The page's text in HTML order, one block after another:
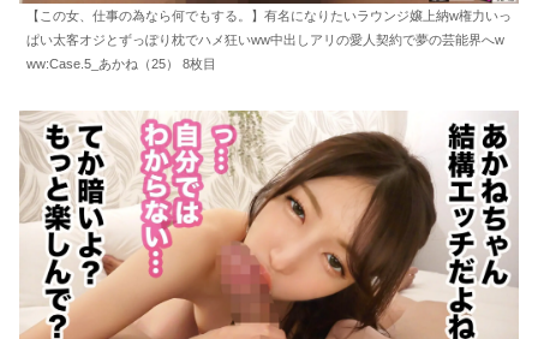
【この女、仕事の為なら何でもする。】有名になりたいラウンジ嬢上納w権力いっ
ぱい太客オジとずっぽり枕でハメ狂いww中出しアリの愛人契約で夢の芸能界へw
ww:Case.5_あかね（25） 8枚目